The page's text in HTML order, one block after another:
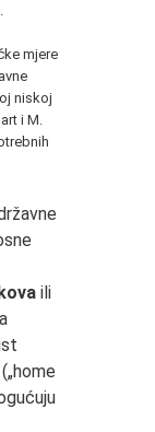
mjere
niskoj
i M.
ili